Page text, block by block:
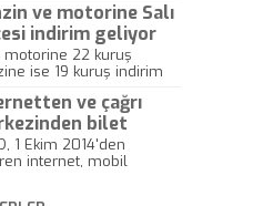
ve motorine Salı
indirim geliyor
motorine 22 kuruş
ise 19 kuruş indirim
duyurdu.
indirimin pompa
yansıyacağı için
arasındaki 5 kuruşa
ve çağrı
bilet
indirim!
1 Ekim 2014'den
internet, mobil